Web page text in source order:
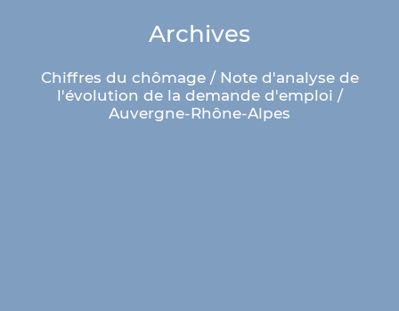
Archives
Chiffres du chômage / Note d'analyse de
l'évolution de la demande d'emploi /
Auvergne-Rhône-Alpes